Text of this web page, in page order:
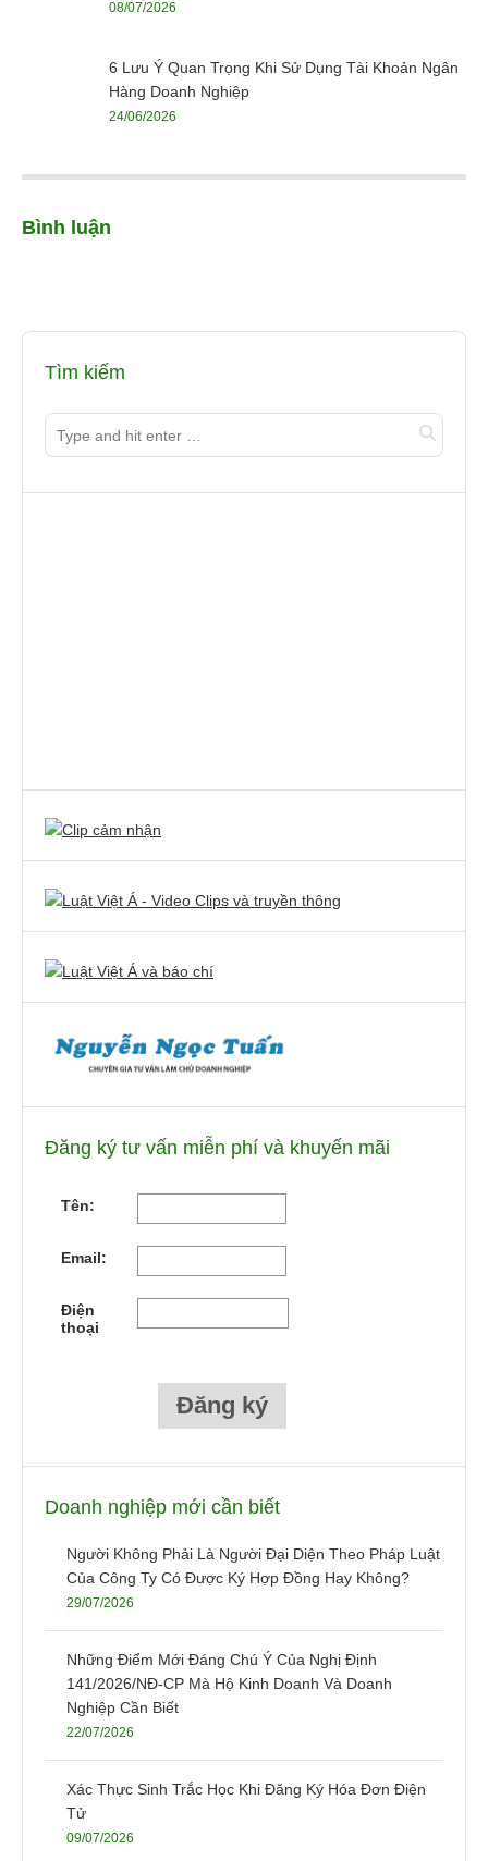
08/07/2026
6 Lưu Ý Quan Trọng Khi Sử Dụng Tài Khoản Ngân
Hàng Doanh Nghiệp
24/06/2026
Bình luận
Tìm kiếm
Đăng ký tư vấn miễn phí và khuyến mãi
Tên:
Email:
Điện
thoại
Doanh nghiệp mới cần biết
Người Không Phải Là Người Đại Diện Theo Pháp Luật
Của Công Ty Có Được Ký Hợp Đồng Hay Không?
29/07/2026
Những Điểm Mới Đáng Chú Ý Của Nghị Định
141/2026/NĐ-CP Mà Hộ Kinh Doanh Và Doanh
Nghiệp Cần Biết
22/07/2026
Xác Thực Sinh Trắc Học Khi Đăng Ký Hóa Đơn Điện
Tử
09/07/2026